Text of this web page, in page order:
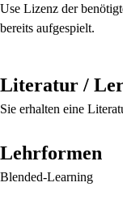
Use Lizenz der
bereits aufgespielt.
Literatur /
Sie erhalten eine
Lehrformen
Blended-Learning